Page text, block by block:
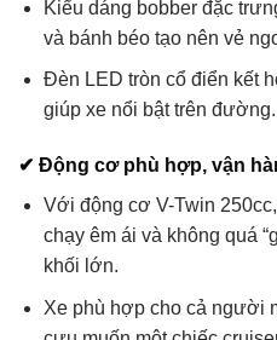
Kiểu dáng bobber đặc
và bánh béo tạo nên vẻ
Đèn LED tròn cổ điển kết
giúp xe nổi bật trên đường.
✔ Động cơ phù hợp, vận
Với động cơ V-Twin
chạy êm ái và không quá
khối lớn.
Xe phù hợp cho cả người